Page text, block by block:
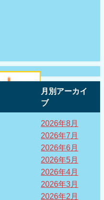
月別アーカイ
ブ
2026年8月
2026年7月
2026年6月
2026年5月
2026年4月
2026年3月
2026年2月